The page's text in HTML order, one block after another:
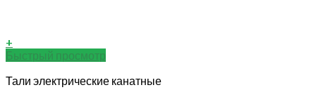
+
Быстрый просмотр
Тали электрические канатные